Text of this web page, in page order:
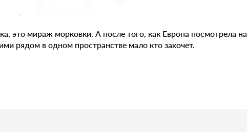
это мираж морковки. А после того, как Европа посмотрела на
рядом в одном пространстве мало кто захочет.